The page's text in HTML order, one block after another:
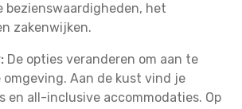
bezienswaardigheden, het
zakenwijken.
De opties veranderen om aan te
Aan de kust vind je
en all-inclusive accommodaties. Op